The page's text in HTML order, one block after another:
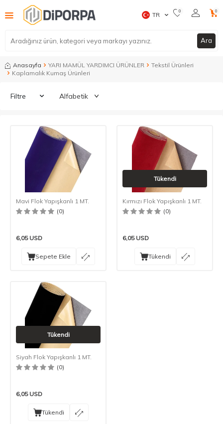
Ara
TR 0 0
Anasayfa YARI MAMÜL YARDIMCI ÜRÜNLER
Tekstil Ürünleri
Kaplamalık Kumaş Ürünleri
Filtre
Mavi Flok Yapışkanlı 1 MT.
(0)
6,05USD
Sepete Ekle
Tükendi
Kırmızı Flok Yapışkanlı 1 MT.
(0)
6,05USD
Tükendi
Tükendi
Siyah Flok Yapışkanlı 1 MT.
(0)
6,05USD
Tükendi